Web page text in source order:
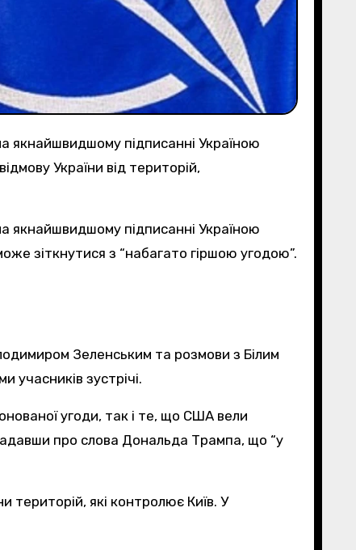
якнайшвидшому підписанні Україною
України від територій,
зіткнутися з “набагато гіршою угодою”.
Зеленським та розмови з Білим
учасників зустрічі.
угоди, так і те, що США вели
про слова Дональда Трампа, що “у
територій, які контролює Київ. У